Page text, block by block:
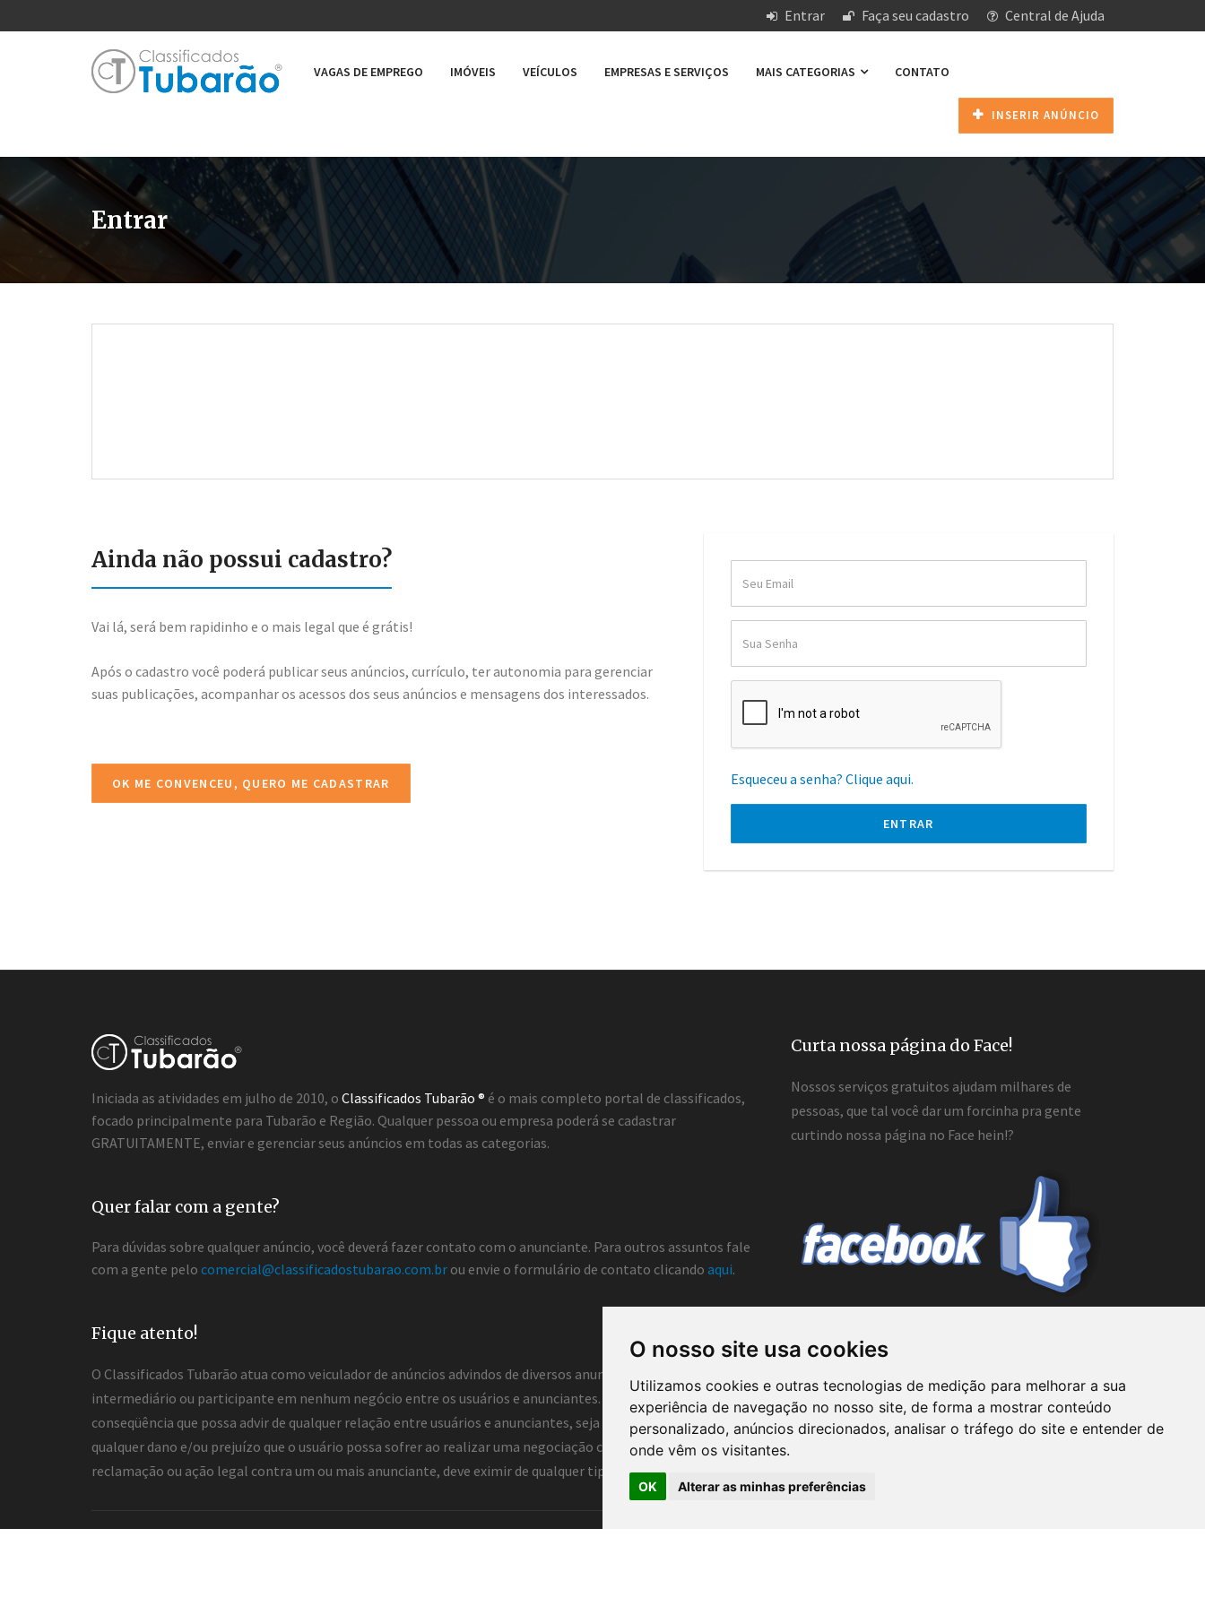
O nosso site usa cookies
Utilizamos cookies e outras tecnologias de medição para melhorar a sua
experiência de navegação no nosso site, de forma a mostrar conteúdo
personalizado, anúncios direcionados, analisar o tráfego do site e entender de
onde vêm os visitantes.
OK Alterar as minhas preferências
Entrar Faça seu cadastro Central de Ajuda
VAGAS DE EMPREGO IMÓVEIS VEÍCULOS EMPRESAS E SERVIÇOS MAIS CATEGORIAS CONTATO
INSERIR ANÚNCIO
Entrar
Esqueceu a senha? Clique aqui.
ENTRAR
Ainda não possui cadastro?
Vai lá, será bem rapidinho e o mais legal que é grátis!
Após o cadastro você poderá publicar seus anúncios, currículo, ter autonomia para gerenciar
suas publicações, acompanhar os acessos dos seus anúncios e mensagens dos interessados.
OK ME CONVENCEU, QUERO ME CADASTRAR
Iniciada as atividades em julho de 2010, o Classificados Tubarão ® é o mais completo portal de classificados,
focado principalmente para Tubarão e Região. Qualquer pessoa ou empresa poderá se cadastrar
GRATUITAMENTE, enviar e gerenciar seus anúncios em todas as categorias.
Quer falar com a gente?
Para dúvidas sobre qualquer anúncio, você deverá fazer contato com o anunciante. Para outros assuntos fale
com a gente pelo comercial@classificadostubarao.com.br ou envie o formulário de contato clicando aqui.
Curta nossa página do Face!
Nossos serviços gratuitos ajudam milhares de
pessoas, que tal você dar um forcinha pra gente
curtindo nossa página no Face hein!?
Fique atento!
O Classificados Tubarão atua como veiculador de anúncios advindos de diversos anunciantes e, portanto, não atua como prestador de serviços de consultoria ou ainda
intermediário ou participante em nenhum negócio entre os usuários e anunciantes. Dessa forma, o Classificados Tubarão não assume responsabilidade por nenhuma
conseqüência que possa advir de qualquer relação entre usuários e anunciantes, seja ela direta ou indireta. Assim, o Classificados Tubarão não se responsabiliza por
qualquer dano e/ou prejuízo que o usuário possa sofrer ao realizar uma negociação com anunciantes deste portal, logo o usuário na realização de qualquer tipo de
reclamação ou ação legal contra um ou mais anunciante, deve eximir de qualquer tipo de responsabilidade o portal e seus funcionários.